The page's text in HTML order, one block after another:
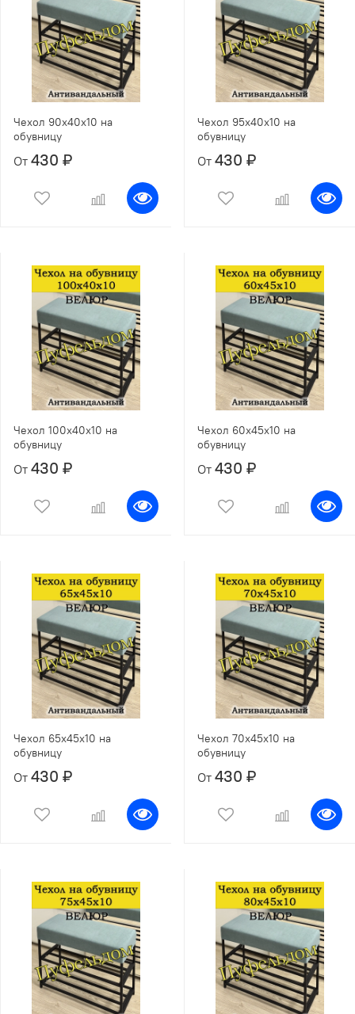
Чехол 90х40х10 на
обувницу
От 430 ₽
Чехол 95х40х10 на
обувницу
От 430 ₽
Чехол 100х40х10 на
обувницу
От 430 ₽
Чехол 60х45х10 на
обувницу
От 430 ₽
Чехол 65х45х10 на
обувницу
От 430 ₽
Чехол 70х45х10 на
обувницу
От 430 ₽